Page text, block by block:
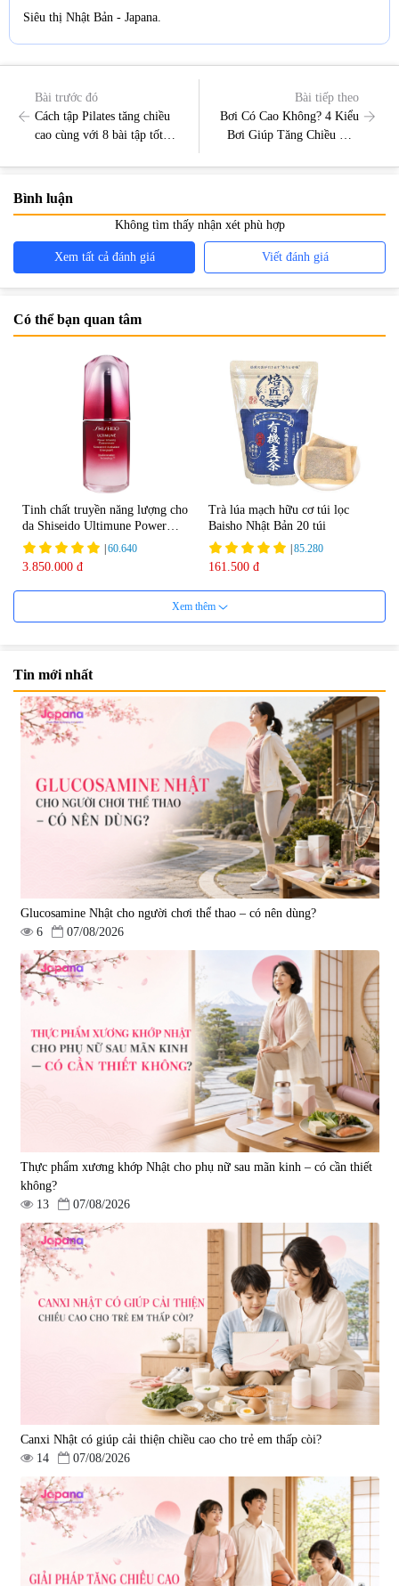
Siêu thị Nhật Bản - Japana.
Bài trước đó
Cách tập Pilates tăng chiều
cao cùng với 8 bài tập tốt
Bài tiếp theo
Bơi Có Cao Không? 4 Kiểu
Bơi Giúp Tăng Chiều Cao
Bình luận
Không tìm thấy nhận xét phù hợp
Xem tất cả đánh giá Viết đánh giá
Có thể bạn quan tâm
Tinh chất truyền năng lượng cho
da Shiseido Ultimune Power
75ml
60.640
3.850.000 đ
Trà lúa mạch hữu cơ túi lọc
Baisho Nhật Bản 20 túi
85.280
161.500 đ
Viên uống bổ não Ribeto Shoji
|57.920
1.450.000 đ
Viên nang uống cải thiện thị lực,
trí nhớ DHA + EPA + Flaxseed
Oil 30 viên/gói - Date 02/2027
|52.346
225.000 đ
Tẩy tế bào chết Nichiei Bussan
Nano NMN+ Peeling Gel
|0
1.490.000 đ
Viên uống hỗ trợ bền thành
mạch, ngừa tai biến Elastin Plus
& Nattokinase Hokoen 80 viên
0
980.000 đ
Viên uống bổ gan Ribeto Shoji
Hepaclean 60 viên
690.000 đ
Viên uống hỗ trợ cải thiện thoát
vị đĩa đệm Kyoto Has 30 viên
|14.560
1.600.000 đ
Viên uống hỗ trợ giấc ngủ Fujina
Sleepy Nhật Bản 80 viên
580.000 đ
điều trị đột quỵ Biken Kinase
Gold 60 viên
0
1.570.000 đ
Xem thêm
Tin mới nhất
Glucosamine Nhật cho người chơi thể thao – có nên dùng?
6
07/08/2026
Thực phẩm xương khớp Nhật cho phụ nữ sau mãn kinh – có cần thiết
không?
13
07/08/2026
Canxi Nhật có giúp cải thiện chiều cao cho trẻ em thấp còi?
14
07/08/2026